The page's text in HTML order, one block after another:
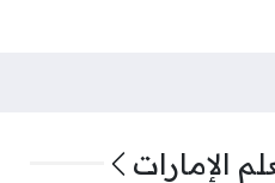
الإمارات